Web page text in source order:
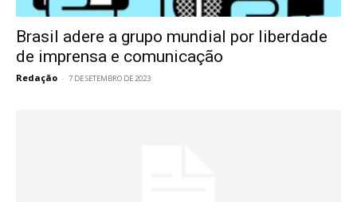
Brasil adere a grupo mundial por liberdade
de imprensa e comunicação
Redação - 7 DE SETEMBRO DE 2023